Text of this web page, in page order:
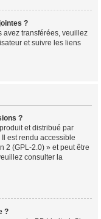
?
avez transférées, veuillez
et suivre les liens
?
et distribué par
est rendu accessible
2 (GPL-2.0) » et peut être
consulter la
?